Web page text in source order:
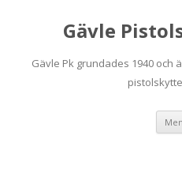
Gävle
Gävle Pk grundades 1940 och